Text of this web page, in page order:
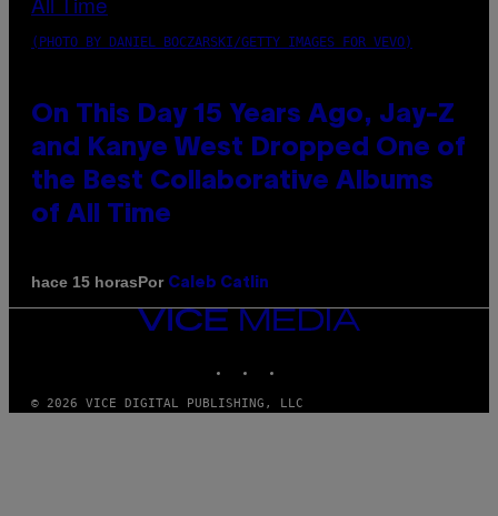
(PHOTO BY DANIEL BOCZARSKI/GETTY IMAGES FOR VEVO)
On This Day 15 Years Ago, Jay-Z
and Kanye West Dropped One of
the Best Collaborative Albums
of All Time
hace 15 horasPor Caleb Catlin
VICE
MEDIA
© 2026 VICE DIGITAL PUBLISHING, LLC